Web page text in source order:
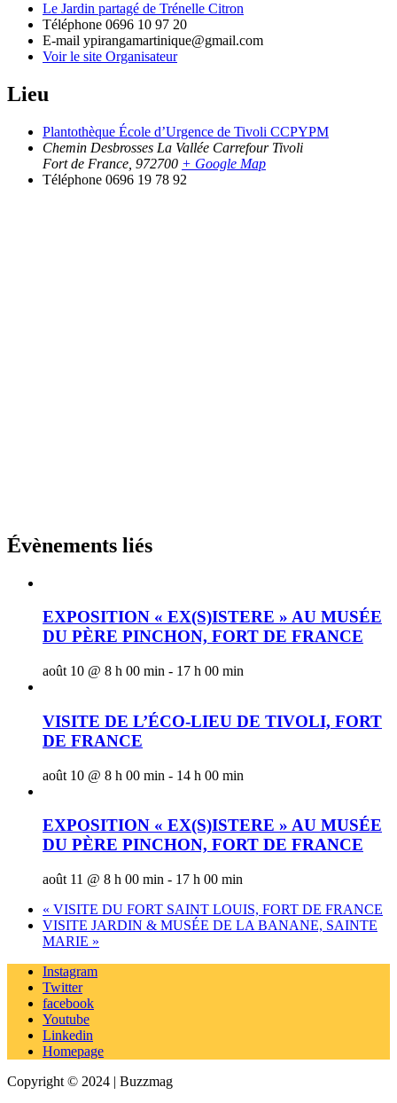
Le Jardin partagé de Trénelle Citron
Téléphone 0696 10 97 20
E-mail ypirangamartinique@gmail.com
Voir le site Organisateur
Lieu
Plantothèque École d’Urgence de Tivoli CCPYPM
Chemin Desbrosses La Vallée Carrefour Tivoli
Fort de France 972700 + Google Map
Téléphone 0696 19 78 92
Évènements liés
EXPOSITION « EX(S)ISTERE » AU MUSÉE
DU PÈRE PINCHON, FORT DE FRANCE
août 10 @ 8 h 00 min - 17 h 00 min
VISITE DE L’ÉCO-LIEU DE TIVOLI, FORT
DE FRANCE
août 10 @ 8 h 00 min - 14 h 00 min
EXPOSITION « EX(S)ISTERE » AU MUSÉE
DU PÈRE PINCHON, FORT DE FRANCE
août 11 @ 8 h 00 min - 17 h 00 min
« VISITE DU FORT SAINT LOUIS, FORT DE FRANCE
VISITE JARDIN & MUSÉE DE LA BANANE, SAINTE
MARIE »
Instagram
Twitter
facebook
Youtube
Linkedin
Homepage
Copyright © 2024 | Buzzmag